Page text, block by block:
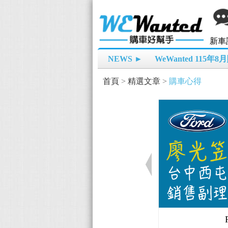
新車
NEWS ► WeWanted 115年8
首頁 > 精選文章 > 購車心得